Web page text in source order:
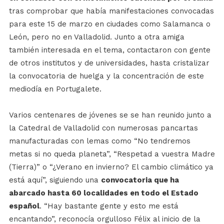
tras comprobar que había manifestaciones convocadas
para este 15 de marzo en ciudades como Salamanca o
León, pero no en Valladolid. Junto a otra amiga
también interesada en el tema, contactaron con gente
de otros institutos y de universidades, hasta cristalizar
la convocatoria de huelga y la concentración de este
mediodía en Portugalete.
Varios centenares de jóvenes se se han reunido junto a
la Catedral de Valladolid con numerosas pancartas
manufacturadas con lemas como “No tendremos
metas si no queda planeta”, “Respetad a vuestra Madre
(Tierra)” o “¿Verano en invierno? El cambio climático ya
está aquí”, siguiendo una convocatoria que ha
abarcado hasta 60 localidades en todo el Estado
español. “Hay bastante gente y esto me está
encantando”, reconocía orgulloso Félix al inicio de la